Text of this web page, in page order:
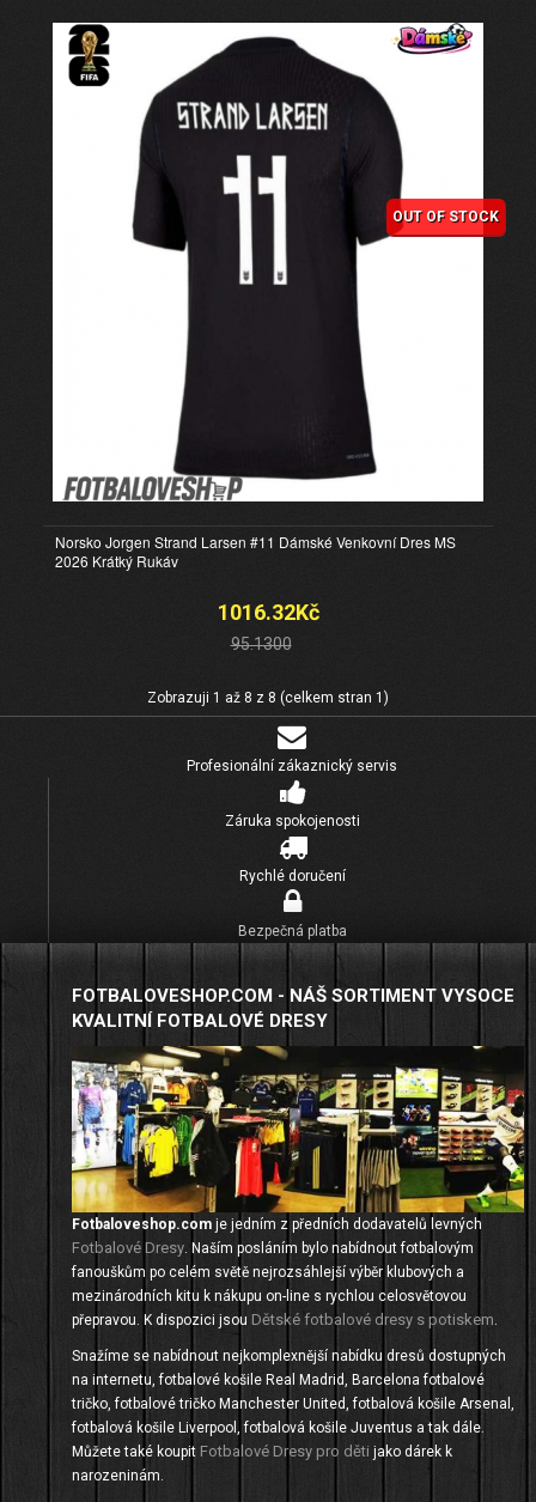
OUT OF STOCK
Norsko Jorgen Strand Larsen #11 Dámské Venkovní Dres MS
2026 Krátký Rukáv
1016.32Kč
95.1300
Zobrazuji 1 až 8 z 8 (celkem stran 1)
Profesionální zákaznický servis
Záruka spokojenosti
Rychlé doručení
Bezpečná platba
FOTBALOVESHOP.COM - NÁŠ SORTIMENT VYSOCE
KVALITNÍ FOTBALOVÉ DRESY
Fotbaloveshop.com je jedním z předních dodavatelů levných
Fotbalové Dresy. Naším posláním bylo nabídnout fotbalovým
fanouškům po celém světě nejrozsáhlejší výběr klubových a
mezinárodních kitu k nákupu on-line s rychlou celosvětovou
přepravou. K dispozici jsou Dětské fotbalové dresy s potiskem.
Snažíme se nabídnout nejkomplexnější nabídku dresů dostupných
na internetu, fotbalové košile Real Madrid, Barcelona fotbalové
tričko, fotbalové tričko Manchester United, fotbalová košile Arsenal,
fotbalová košile Liverpool, fotbalová košile Juventus a tak dále.
Můžete také koupit Fotbalové Dresy pro děti jako dárek k
narozeninám.